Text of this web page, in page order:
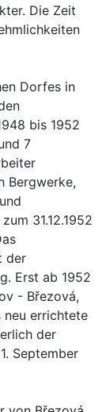
Die Zeit
Dorfes in
bis 1952
7
Bergwerke,
31.12.1952
der
Erst ab 1952
- Březová,
neu errichtete
der
September